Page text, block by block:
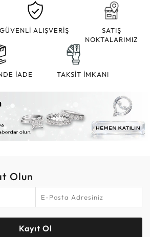
GÜVENLİ ALIŞVERİŞ
SATIŞ
NOKTALARIMIZ
İADE TAKSİT İMKANI
Olun
Kayıt Ol